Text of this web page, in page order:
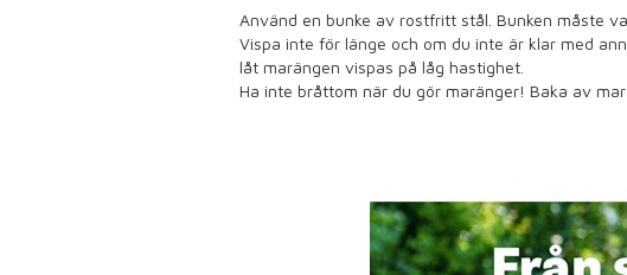
Använd en bunke av rostfritt stål. Bunken måste
Vispa inte för länge och om du inte är klar med
låt marängen vispas på låg hastighet.
Ha inte bråttom när du gör maränger! Baka av